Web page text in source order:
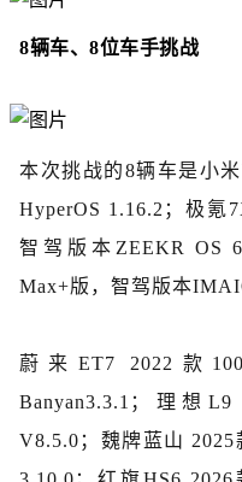
8辆车、8位车手挑战
本次挑战的8辆车是小
HyperOS 1.16.2；极氪
智驾版本ZEEKR OS
Max+版，智驾版本
蔚来ET7 2022款
Banyan3.3.1；理想
V8.5.0；魏牌蓝山